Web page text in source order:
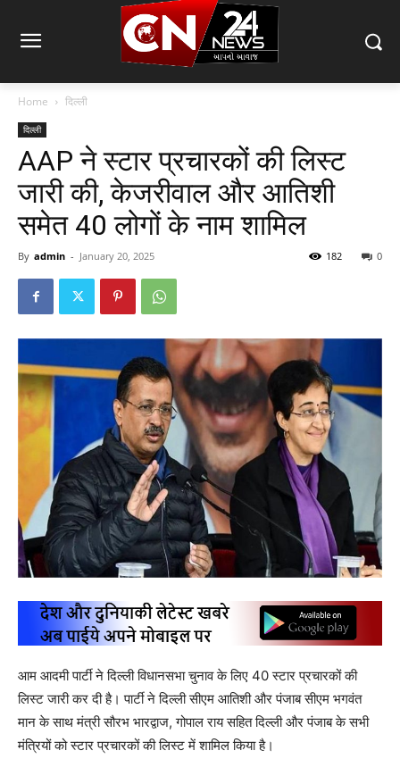
Home दिल्ली
दिल्ली
AAP ने स्टार प्रचारकों की लिस्ट
जारी की, केजरीवाल और आतिशी
समेत 40 लोगों के नाम शामिल
By admin - January 20, 2025 0
182
आम आदमी पार्टी ने दिल्ली विधानसभा चुनाव के लिए 40 स्टार प्रचारकों की
लिस्ट जारी कर दी है। पार्टी ने दिल्ली सीएम आतिशी और पंजाब सीएम भगवंत
मान के साथ मंत्री सौरभ भारद्वाज, गोपाल राय सहित दिल्ली और पंजाब के सभी
मंत्रियों को स्टार प्रचारकों की लिस्ट में शामिल किया है।